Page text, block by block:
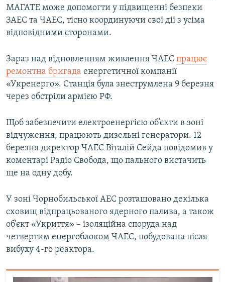
МАГАТЕ може допомогти у підвищенні безпеки
ЗАЕС та ЧАЕС, тісно координуючи свої дії з усіма
відповідними сторонами.
Зараз над відновленням живлення ЧАЕС працює
ремонтна бригада енергетичної компанії
«Укренерго». Станція була знеструмлена 9 березня
через обстріли армією РФ.
Щоб забезпечити електроенергією об’єкти в зоні
відчуження, працюють дизельні генератори. 12
березня директор ЧАЕС Віталій Сейда повідомив у
коментарі Радіо Свобода, що пального вистачить
ще на одну добу.
У зоні Чорнобильської АЕС розташовано декілька
сховищ відпрацьованого ядерного палива, а також
об’єкт «Укриття» – ізоляційна споруда над
четвертим енергоблоком ЧАЕС, побудована після
вибуху 4-го реактора.